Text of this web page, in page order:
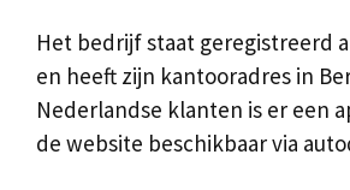
Het bedrijf staat geregistreerd
en heeft zijn kantooradres in
Nederlandse klanten is er een
de website beschikbaar via